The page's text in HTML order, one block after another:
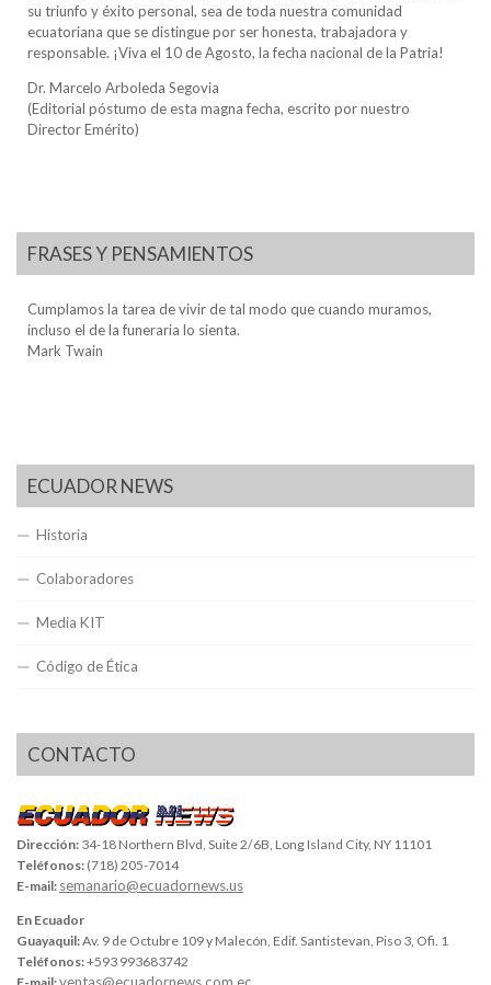
su triunfo y éxito personal, sea de toda nuestra comunidad
ecuatoriana que se distingue por ser honesta, trabajadora y
responsable. ¡Viva el 10 de Agosto, la fecha nacional de la Patria!
Dr. Marcelo Arboleda Segovia
(Editorial póstumo de esta magna fecha, escrito por nuestro
Director Emérito)
FRASES Y PENSAMIENTOS
Cumplamos la tarea de vivir de tal modo que cuando muramos,
incluso el de la funeraria lo sienta.
Mark Twain
ECUADOR NEWS
Historia
Colaboradores
Media KIT
Código de Ética
CONTACTO
Dirección: 34-18 Northern Blvd, Suite 2/6B, Long Island City, NY 11101
Teléfonos: (718) 205-7014
E-mail: semanario@ecuadornews.us
En Ecuador
Guayaquil:Av. 9 de Octubre 109 y Malecón, Edif. Santistevan, Piso 3, Ofi. 1
Teléfonos:+593 993683742